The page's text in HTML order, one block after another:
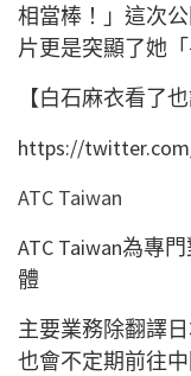
相當棒！」這次
片更是突顯了她
【白石麻衣看了
https://
ATC Taiwan
ATC Taiwan為專
體
主要業務除翻譯
也會不定期前往